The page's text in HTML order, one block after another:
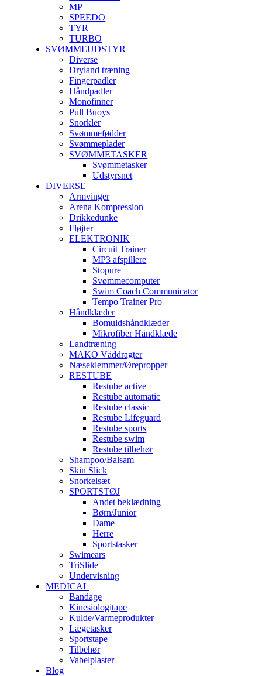
MP
SPEEDO
TYR
TURBO
SVØMMEUDSTYR
Diverse
Dryland træning
Fingerpadler
Håndpadler
Monofinner
Pull Buoys
Snorkler
Svømmefødder
Svømmeplader
SVØMMETASKER
Svømmetasker
Udstyrsnet
DIVERSE
Armvinger
Arena Kompression
Drikkedunke
Fløjter
ELEKTRONIK
Circuit Trainer
MP3 afspillere
Stopure
Svømmecomputer
Swim Coach Communicator
Tempo Trainer Pro
Håndklæder
Bomuldshåndklæder
Mikrofiber Håndklæde
Landtræning
MAKO Våddragter
Næseklemmer/Ørepropper
RESTUBE
Restube active
Restube automatic
Restube classic
Restube Lifeguard
Restube sports
Restube swim
Restube tilbehør
Shampoo/Balsam
Skin Slick
Snorkelsæt
SPORTSTØJ
Andet beklædning
Børn/Junior
Dame
Herre
Sportstasker
Swimears
TriSlide
Undervisning
MEDICAL
Bandage
Kinesiologitape
Kulde/Varmeprodukter
Lægetasker
Sportstape
Tilbehør
Vabelplaster
Blog